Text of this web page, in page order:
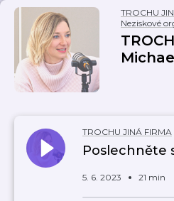
TROCHU
Neziskové
TROCHU JINÁ FIRMA
Poslechněte
5. 6. 2023 21 min